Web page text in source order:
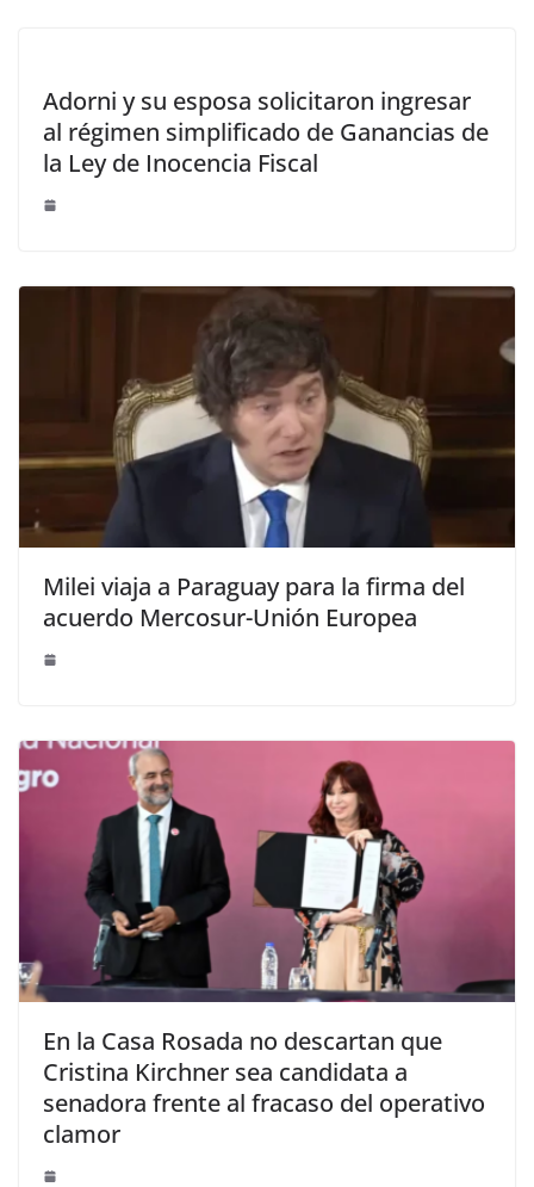
Adorni y su esposa solicitaron ingresar
al régimen simplificado de Ganancias de
la Ley de Inocencia Fiscal
Milei viaja a Paraguay para la firma del
acuerdo Mercosur-Unión Europea
En la Casa Rosada no descartan que
Cristina Kirchner sea candidata a
senadora frente al fracaso del operativo
clamor